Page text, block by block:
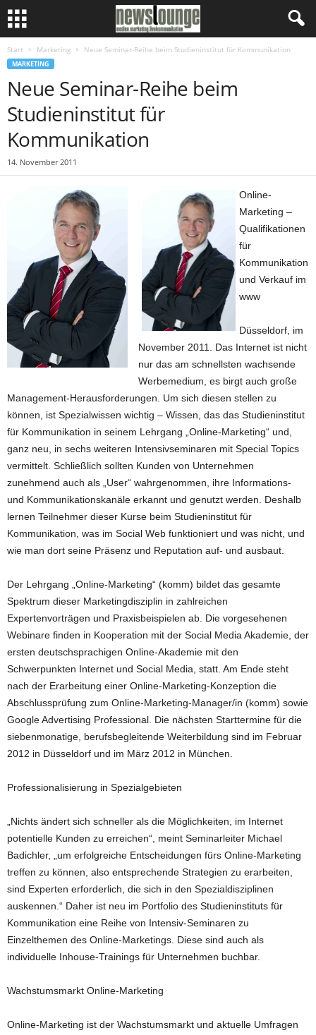
Start Marketing Neue Seminar-Reihe beim Studieninstitut für Kommunikation
MARKETING
Neue Seminar-Reihe beim
Studieninstitut für
Kommunikation
14. November 2011
Online-
Marketing –
Qualifikationen
für
Kommunikation
und Verkauf im
www
Düsseldorf, im
November 2011. Das Internet ist nicht
nur das am schnellsten wachsende
Werbemedium, es birgt auch große
Management-Herausforderungen. Um sich diesen stellen zu
können, ist Spezialwissen wichtig – Wissen, das das Studieninstitut
für Kommunikation in seinem Lehrgang „Online-Marketing“ und,
ganz neu, in sechs weiteren Intensivseminaren mit Special Topics
vermittelt. Schließlich sollten Kunden von Unternehmen
zunehmend auch als „User“ wahrgenommen, ihre Informations-
und Kommunikationskanäle erkannt und genutzt werden. Deshalb
lernen Teilnehmer dieser Kurse beim Studieninstitut für
Kommunikation, was im Social Web funktioniert und was nicht, und
wie man dort seine Präsenz und Reputation auf- und ausbaut.
Der Lehrgang „Online-Marketing“ (komm) bildet das gesamte
Spektrum dieser Marketingdisziplin in zahlreichen
Expertenvorträgen und Praxisbeispielen ab. Die vorgesehenen
Webinare finden in Kooperation mit der Social Media Akademie, der
ersten deutschsprachigen Online-Akademie mit den
Schwerpunkten Internet und Social Media, statt. Am Ende steht
nach der Erarbeitung einer Online-Marketing-Konzeption die
Abschlussprüfung zum Online-Marketing-Manager/in (komm) sowie
Google Advertising Professional. Die nächsten Starttermine für die
siebenmonatige, berufsbegleitende Weiterbildung sind im Februar
2012 in Düsseldorf und im März 2012 in München.
Professionalisierung in Spezialgebieten
„Nichts ändert sich schneller als die Möglichkeiten, im Internet
potentielle Kunden zu erreichen“, meint Seminarleiter Michael
Badichler, „um erfolgreiche Entscheidungen fürs Online-Marketing
treffen zu können, also entsprechende Strategien zu erarbeiten,
sind Experten erforderlich, die sich in den Spezialdisziplinen
auskennen.“ Daher ist neu im Portfolio des Studieninstituts für
Kommunikation eine Reihe von Intensiv-Seminaren zu
Einzelthemen des Online-Marketings. Diese sind auch als
individuelle Inhouse-Trainings für Unternehmen buchbar.
Wachstumsmarkt Online-Marketing
Online-Marketing ist der Wachstumsmarkt und aktuelle Umfragen